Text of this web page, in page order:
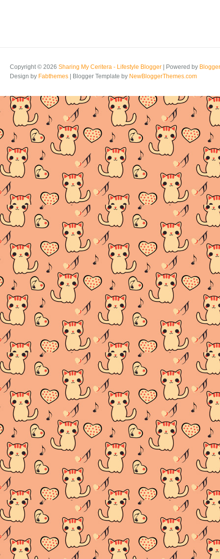
Copyright © 2026 Sharing My Ceritera - Lifestyle Blogger | Powered by Blogger
Design by Fabthemes | Blogger Template by NewBloggerThemes.com